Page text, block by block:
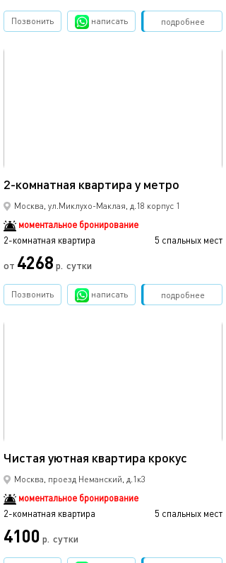
подробнее
Позвонить написать Забронировать
2-комнатная квартира у метро
Москва, ул.Миклухо-Маклая, д.18 корпус 1
моментальное бронирование
2-комнатная квартира
5 спальных мест
от 4268 р. сутки
подробнее
Позвонить написать Забронировать
Чистая уютная квартира крокус
Москва, проезд Неманский, д.1к3
моментальное бронирование
2-комнатная квартира
5 спальных мест
4100 р. сутки